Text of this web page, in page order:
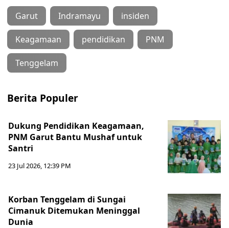
Garut Indramayu insiden
Keagamaan pendidikan PNM
Tenggelam
Berita Populer
Dukung Pendidikan Keagamaan,
PNM Garut Bantu Mushaf untuk
Santri
23 Jul 2026, 12:39 PM
Korban Tenggelam di Sungai
Cimanuk Ditemukan Meninggal
Dunia